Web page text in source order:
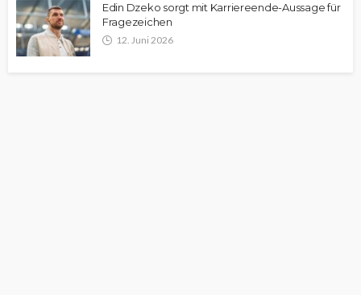
Edin Dzeko sorgt mit Karriereende-Aussage für
Fragezeichen
12. Juni 2026